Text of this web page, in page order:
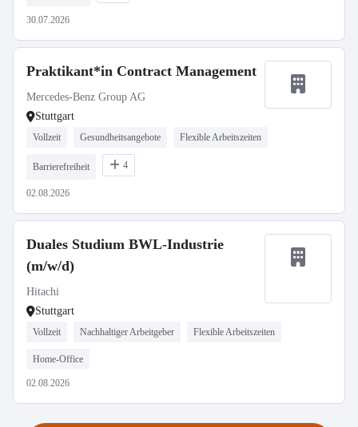
30.07.2026
Praktikant*in Contract Management
Mercedes-Benz Group AG
Stuttgart
Vollzeit Gesundheitsangebote Flexible Arbeitszeiten
Barrierefreiheit 4
02.08.2026
Duales Studium BWL-Industrie
(m/w/d)
Hitachi
Stuttgart
Vollzeit Nachhaltiger Arbeitgeber Flexible Arbeitszeiten
Home-Office
02.08.2026